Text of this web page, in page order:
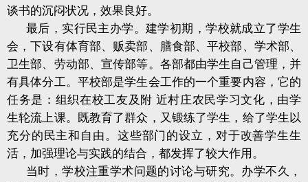
谈书的沉闷状况，效果良好。
最后，实行民主办学。建学初期，学校就成立了学生
会，下设有体育部、贩卖部、膳食部、平校部、学术部、
卫生部、劳动部、宣传部等。各部都由学生自己管理，并
有具体分工。平校部是学生会工作的一个重要内容，它的
任务是：组织在校工友及附 近村庄农民学习文化，由学
生轮流上课。既教育了群众，又锻练了学生，给了学生以
充分的民主和自由。这些部门的设立，对于改善学生生
活，加强理论与实践的结合，都发挥了较大作用。
当时，学校注重学术问题的讨论与研究。办学不久，